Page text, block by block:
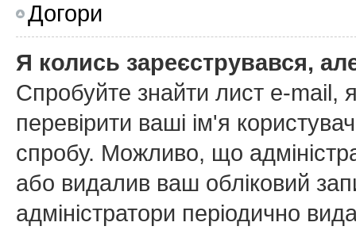
Догори
Я колись зареєструвався,
Спробуйте знайти лист e-mail,
перевірити ваші ім'я
спробу. Можливо, що
або видалив ваш обліковий
адміністратори періодично